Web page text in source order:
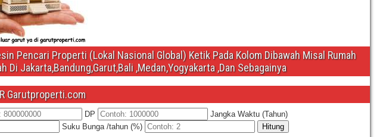
Pencari Properti (Lokal Nasional Global) Ketik Pada Kolom Dibawah Misal Rumah
Di Jakarta,Bandung,Garut,Bali ,Medan,Yogyakarta ,Dan Sebagainya
Garutproperti.com
DP
Jangka Waktu (Tahun)
Suku Bunga /tahun (%)
Hitung